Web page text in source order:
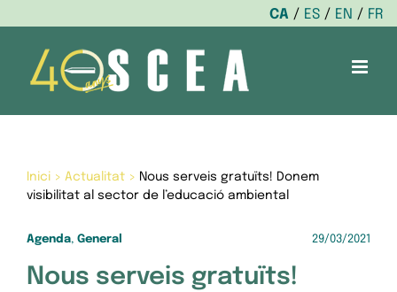
CA ES EN
FR
content
Inici> Actualitat> Nous serveis gratuïts! Donem
visibilitat al sector de l’educació ambiental
Agenda, General 29/03/2021
Nous serveis gratuïts!